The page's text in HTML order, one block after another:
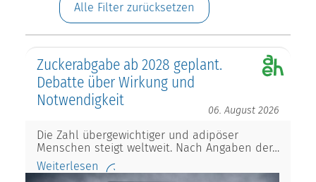
Alle Filter zurücksetzen
Zuckerabgabe ab 2028 geplant.
Debatte über Wirkung und
Notwendigkeit
06. August 2026
Die Zahl übergewichtiger und adipöser
Menschen steigt weltweit. Nach Angaben der…
Weiterlesen